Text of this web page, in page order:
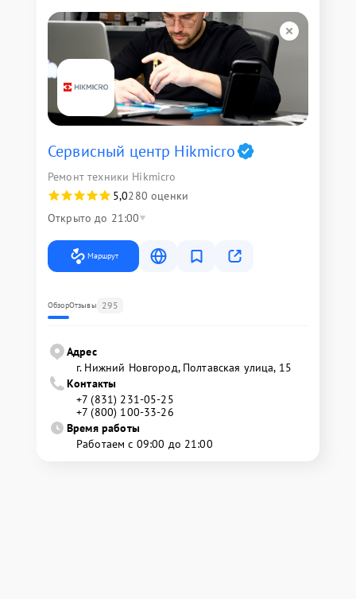
Сервисный центр Hikmicro
Ремонт техники Hikmicro
5,0280 оценки
Открыто до 21:00
Маршрут
ОбзорОтзывы 295
Адрес
г. Нижний Новгород, Полтавская улица, 15
Контакты
+7 (831) 231-05-25
+7 (800) 100-33-26
Время работы
Работаем с 09:00 до 21:00